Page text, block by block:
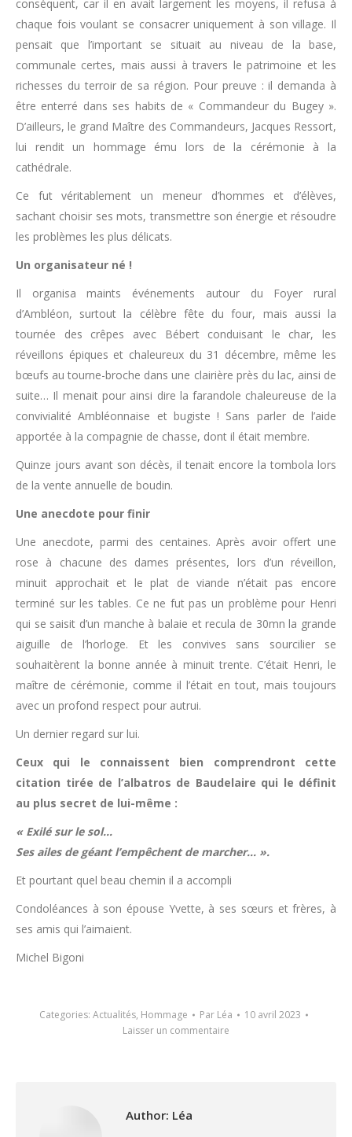
conséquent, car il en avait largement les moyens, il refusa à
chaque fois voulant se consacrer uniquement à son village. Il
pensait que l’important se situait au niveau de la base,
communale certes, mais aussi à travers le patrimoine et les
richesses du terroir de sa région. Pour preuve : il demanda à
être enterré dans ses habits de « Commandeur du Bugey ».
D’ailleurs, le grand Maître des Commandeurs, Jacques Ressort,
lui rendit un hommage ému lors de la cérémonie à la
cathédrale.
Ce fut véritablement un meneur d’hommes et d’élèves,
sachant choisir ses mots, transmettre son énergie et résoudre
les problèmes les plus délicats.
Un organisateur né !
Il organisa maints événements autour du Foyer rural
d’Ambléon, surtout la célèbre fête du four, mais aussi la
tournée des crêpes avec Bébert conduisant le char, les
réveillons épiques et chaleureux du 31 décembre, même les
bœufs au tourne-broche dans une clairière près du lac, ainsi de
suite… Il menait pour ainsi dire la farandole chaleureuse de la
convivialité Ambléonnaise et bugiste ! Sans parler de l’aide
apportée à la compagnie de chasse, dont il était membre.
Quinze jours avant son décès, il tenait encore la tombola lors
de la vente annuelle de boudin.
Une anecdote pour finir
Une anecdote, parmi des centaines. Après avoir offert une
rose à chacune des dames présentes, lors d’un réveillon,
minuit approchait et le plat de viande n’était pas encore
terminé sur les tables. Ce ne fut pas un problème pour Henri
qui se saisit d’un manche à balaie et recula de 30mn la grande
aiguille de l’horloge. Et les convives sans sourcilier se
souhaitèrent la bonne année à minuit trente. C’était Henri, le
maître de cérémonie, comme il l’était en tout, mais toujours
avec un profond respect pour autrui.
Un dernier regard sur lui.
Ceux qui le connaissent bien comprendront cette
citation tirée de l’albatros de Baudelaire qui le définit
au plus secret de lui-même :
« Exilé sur le sol…
Ses ailes de géant l’empêchent de marcher… ».
Et pourtant quel beau chemin il a accompli
Condoléances à son épouse Yvette, à ses sœurs et frères, à
ses amis qui l’aimaient.
Michel Bigoni
Categories: Actualités, Hommage Par Léa
10 avril 2023
Laisser un commentaire
Author: Léa